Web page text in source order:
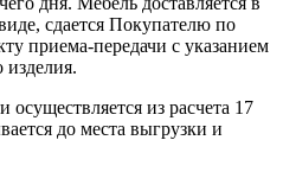
сдается Покупателю по
приема-передачи с указанием
изделия.
осуществляется из расчета 17
до места выгрузки и